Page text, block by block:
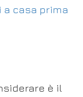
casa prima
è il